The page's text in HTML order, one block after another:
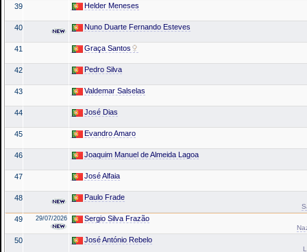
39 Helder Meneses
40 Nuno Duarte Fernando Esteves
41 Graça Santos
42 Pedro Silva
43 Valdemar Salselas
44 José Dias
45 Evandro Amaro
46 Joaquim Manuel de Almeida Lagoa
47 José Alfaia
48 Paulo Frade
49 29/07/2026 Sergio Silva Frazão
50 José António Rebelo